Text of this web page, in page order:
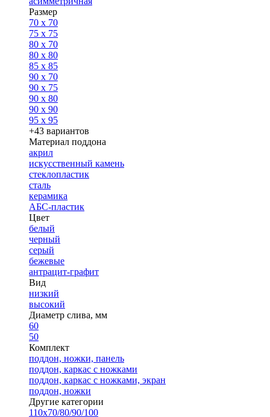
Размер
70 x 70
75 x 75
80 x 70
80 x 80
85 x 85
90 x 70
90 x 75
90 x 80
90 x 90
95 x 95
+43 вариантов
Материал поддона
акрил
искусственный камень
стеклопластик
сталь
керамика
АБС-пластик
Цвет
белый
черный
серый
бежевые
антрацит-графит
Вид
низкий
высокий
Диаметр слива, мм
60
50
Комплект
поддон, ножки, панель
поддон, каркас с ножками
поддон, каркас с ножками, экран
поддон, ножки
Другие категории
110х70/80/90/100